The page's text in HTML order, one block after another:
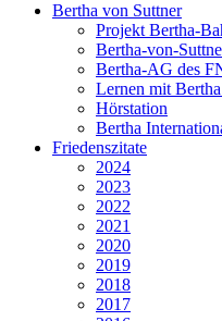
Bertha von Suttner
Projekt Bertha-
Bertha-von-
Bertha-AG des
Lernen mit
Hörstation
Bertha
Friedenszitate
2024
2023
2022
2021
2020
2019
2018
2017